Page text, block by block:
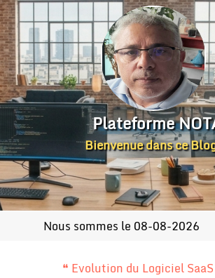
Plateforme
Bienvenue dans ce
Nous sommes le 08-08-2026
❝ Evolution du Logiciel